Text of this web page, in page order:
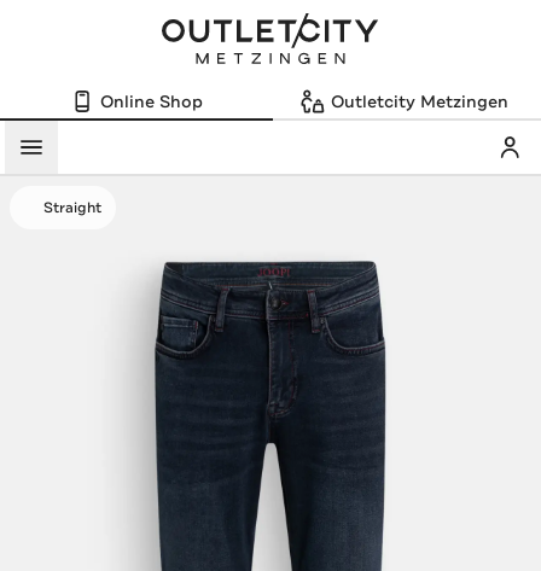
Online Shop Outletcity Metzingen
Menü
Straight